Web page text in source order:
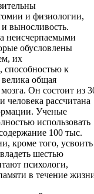
и физиологии,
выносливость.
неисчерпаемыми
обусловлены
их
способностью к
общая
Он состоит из
рассчитана
Ученые
использовать
100 тыс.
кроме того, усвоить
шестью
психологи,
в течение